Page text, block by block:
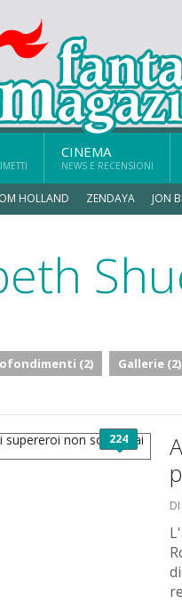
CINEMA
NEWS E RECENSIONI
HOLLAND ZENDAYA JON
(2) Gallerie (2)
224